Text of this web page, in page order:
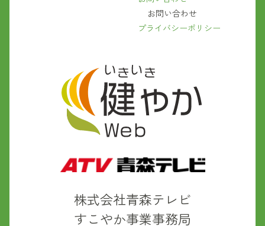
株式会社青森テレビ
すこやか事業事務局
お問い合わせ
プライバシーポリシー